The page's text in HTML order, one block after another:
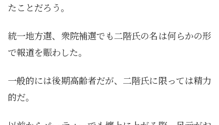
たことだろう。
統一地方選、衆院補選でも二階氏の名は何らかの形
で報道を賑わした。
一般的には後期高齢者だが、二階氏に限っては精力
的だ。